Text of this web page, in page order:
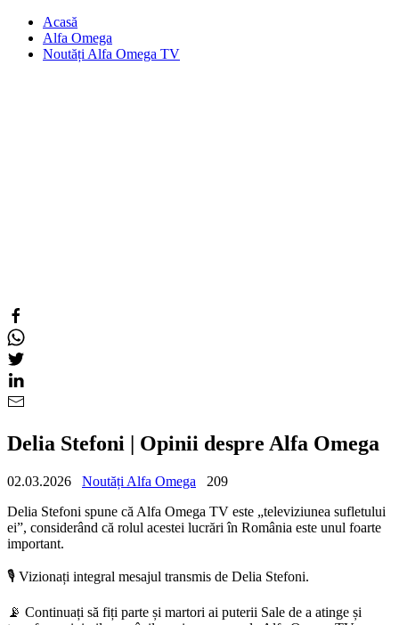
Acasă
Alfa Omega
Noutăți Alfa Omega TV
Delia Stefoni | Opinii despre Alfa Omega
02.03.2026 Noutăți Alfa Omega
209
Delia Stefoni spune că Alfa Omega TV este „televiziunea sufletului
ei”, considerând că rolul acestei lucrări în România este unul foarte
important.
🎙️ Vizionați integral mesajul transmis de Delia Stefoni.
📡 Continuați să fiți parte și martori ai puterii Sale de a atinge și